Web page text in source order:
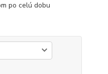
po celú dobu